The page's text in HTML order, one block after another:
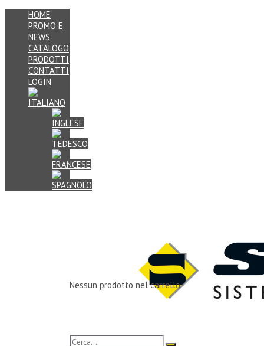
HOME
PROMO E
NEWS
CATALOGO
PRODOTTI
CONTATTI
LOGIN
Nessun prodotto nel carrello.